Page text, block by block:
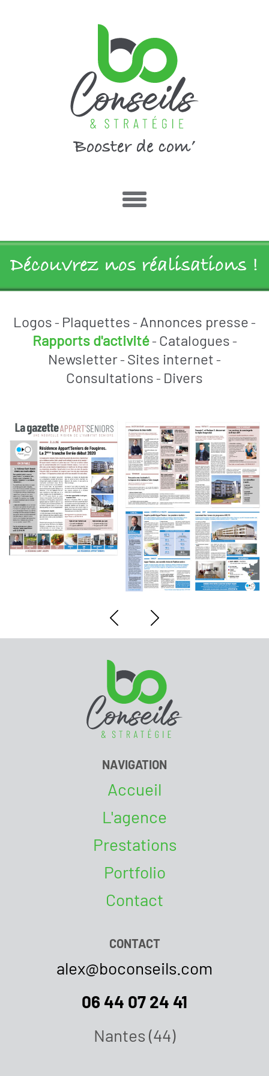
Découvrez nos réalisations !
Logos - Plaquettes - Annonces presse -
Rapports d'activité- Catalogues -
Newsletter- Sites internet -
Consultations - Divers
NAVIGATION
Accueil
L'agence
Prestations
Portfolio
Contact
CONTACT
alex@boconseils.com
06 44 07 24 41
Nantes (44)